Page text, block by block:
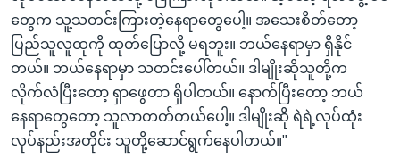
တွေက သူ့သတင်းကြားတဲ့နေရာတွေပေါ့။ အသေးစိတ်တော့
ပြည်သူလူထုကို ထုတ်ပြောလို့ မရဘူး။ ဘယ်နေရာမှာ ရှိနိုင်
တယ်။ ဘယ်နေရာမှာ သတင်းပေါ်တယ်။ ဒါမျိုးဆိုသူတို့က
လိုက်လံပြီးတော့ ရှာဖွေတာ ရှိပါတယ်။ နောက်ပြီးတော့ ဘယ်
နေရာတွေတော့ သူလာတတ်တယ်ပေါ့။ ဒါမျိုးဆို ရဲရဲ့လုပ်ထုံး
လုပ်နည်းအတိုင်း သူတို့ဆောင်ရွက်နေပါတယ်။"